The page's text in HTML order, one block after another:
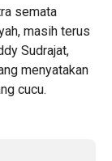
semata
masih terus
Sudrajat,
menyatakan
cucu.